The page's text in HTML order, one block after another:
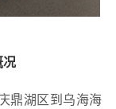
况
鼎湖区到乌海海